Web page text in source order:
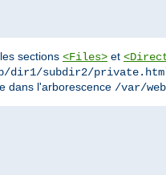
sections <Files> et
dir1/subdir2/
dans l'arborescence /var/